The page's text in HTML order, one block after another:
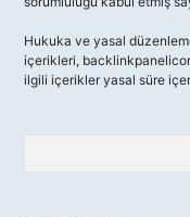
Hukuka ve yasal
içerikleri,
ilgili içerikler yasal süre